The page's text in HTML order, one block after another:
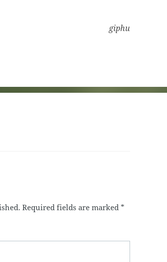
giphu
Required fields are marked *